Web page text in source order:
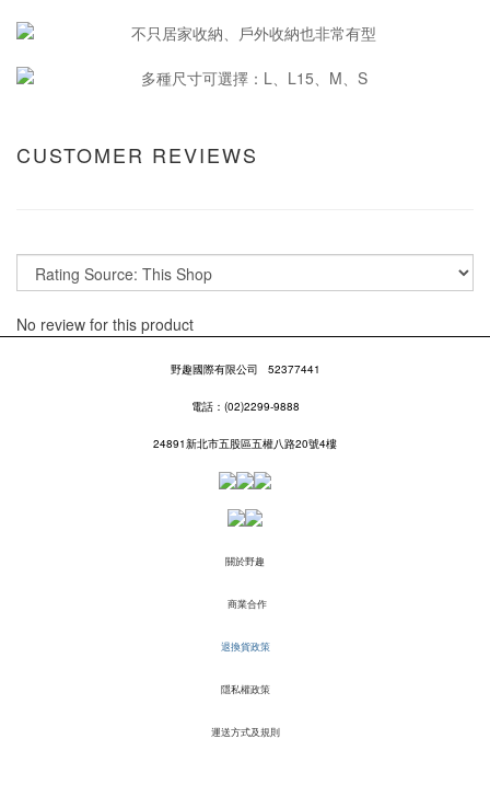
CUSTOMER REVIEWS
No review for this product
野趣國際有限公司 52377441
電話：(02)2299-9888
24891新北市五股區五權八路20號4樓
關於野趣
商業合作
退換貨政策
隱私權政策
運送方式及規則